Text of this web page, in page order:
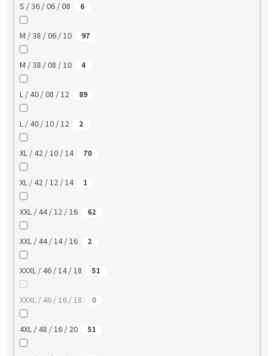
S / 36 / 06 / 08 6
M / 38 / 06 / 10 97
M / 38 / 08 / 10 4
L / 40 / 08 / 12 89
L / 40 / 10 / 12 2
XL / 42 / 10 / 14 70
XL / 42 / 12 / 14 1
XXL / 44 / 12 / 16 62
XXL / 44 / 14 / 16 2
XXXL / 46 / 14 / 18 51
XXXL / 46 / 16 / 18 0
4XL / 48 / 16 / 20 51